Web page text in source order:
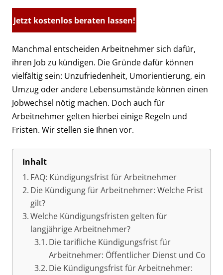
Jetzt kostenlos beraten lassen!
Manchmal entscheiden Arbeitnehmer sich dafür,
ihren Job zu kündigen. Die Gründe dafür können
vielfältig sein: Unzufriedenheit, Umorientierung, ein
Umzug oder andere Lebensumstände können einen
Jobwechsel nötig machen. Doch auch für
Arbeitnehmer gelten hierbei einige Regeln und
Fristen. Wir stellen sie Ihnen vor.
Inhalt
FAQ: Kündigungsfrist für Arbeitnehmer
Die Kündigung für Arbeitnehmer: Welche Frist
gilt?
Welche Kündigungsfristen gelten für
langjährige Arbeitnehmer?
Die tarifliche Kündigungsfrist für
Arbeitnehmer: Öffentlicher Dienst und Co
Die Kündigungsfrist für Arbeitnehmer: